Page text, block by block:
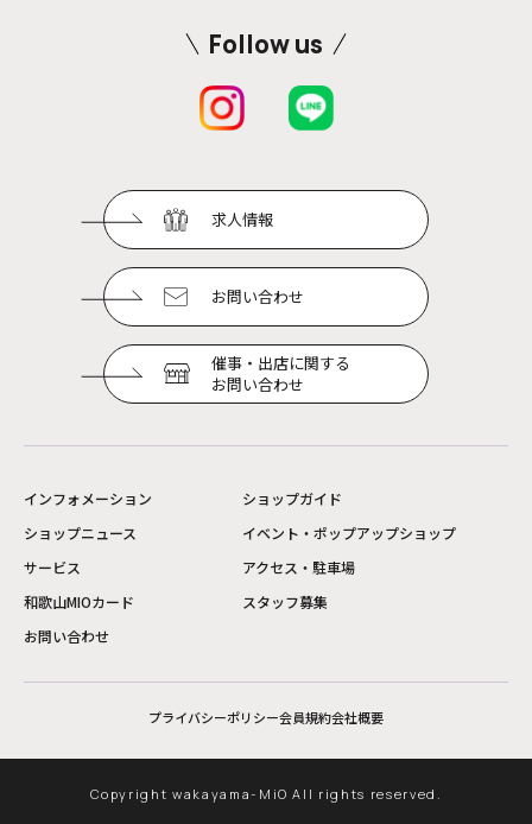
Follow us
求人情報
お問い合わせ
催事・出店に関する
お問い合わせ
インフォメーション
ショップガイド
ショップニュース
イベント・ポップアップショップ
サービス
アクセス・駐車場
和歌山MIOカード
スタッフ募集
お問い合わせ
プライバシーポリシー会員規約会社概要
Copyright wakayama-MiO All rights reserved.